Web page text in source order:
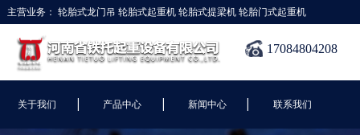
主营业务： 轮胎式龙门吊 轮胎式起重机轮胎式提梁机轮胎门式起重机
17084804208
关于我们 | 产品中心 | 新闻中心 | 联系我们